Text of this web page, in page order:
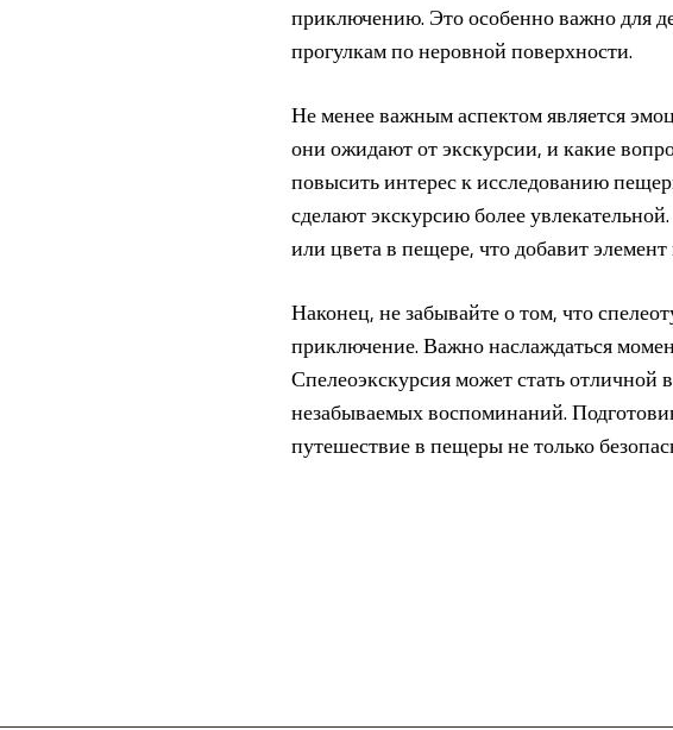
приключению. Это особенно важно для
прогулкам по неровной поверхности.
Не менее важным аспектом является
они ожидают от экскурсии, и какие
повысить интерес к исследованию
сделают экскурсию более
или цвета в пещере, что добавит
Наконец, не забывайте о том, что
приключение. Важно наслаждаться
Спелеоэкскурсия может стать отличной
незабываемых воспоминаний.
путешествие в пещеры не только